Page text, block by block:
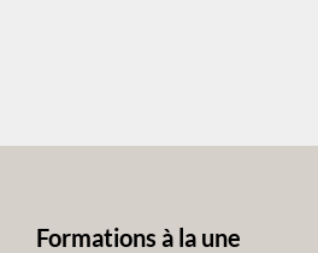
Formations à la une